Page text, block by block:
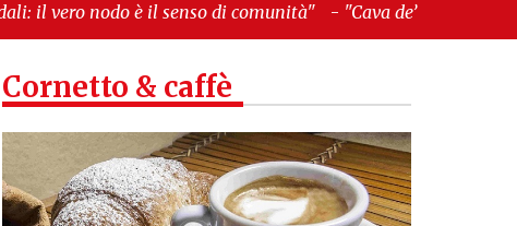
di comunità" -"Cava de’ Tirreni, La Fratellanza
Cornetto & caffè